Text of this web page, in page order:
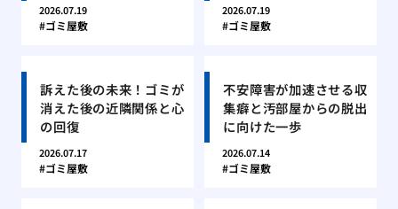
2026.07.19
ゴミ屋敷
2026.07.19
ゴミ屋敷
訴えた後の未来！ゴミが
消えた後の近隣関係と心
の回復
2026.07.17
ゴミ屋敷
不安障害が加速させる収
集癖と汚部屋からの脱出
に向けた一歩
2026.07.14
ゴミ屋敷